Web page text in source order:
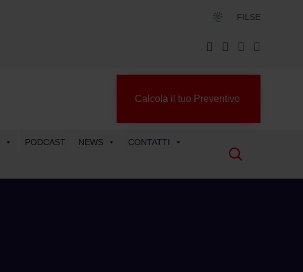
FILSE
Calcola il tuo Preventivo
PODCAST NEWS CONTATTI
